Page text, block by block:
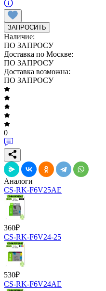
ЗАПРОСИТЬ
Наличие:
ПО ЗАПРОСУ
Доставка по Москве:
ПО ЗАПРОСУ
Доставка возможна:
ПО ЗАПРОСУ
0
Аналоги
CS-RK-F6V25AE
360₽
CS-RK-F6V24-25
530₽
CS-RK-F6V24AE